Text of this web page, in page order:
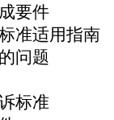
要件
准适用指南
问题
标准